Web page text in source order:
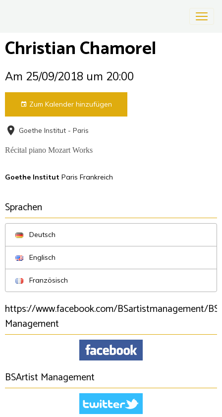
Christian Chamorel
Am 25/09/2018 um 20:00
Zum Kalender hinzufügen
Goethe Institut - Paris
Récital piano Mozart Works
Goethe Institut Paris Frankreich
Sprachen
Deutsch
Englisch
Französisch
https://www.facebook.com/BSartistmanagement/
Management
BSArtist Management